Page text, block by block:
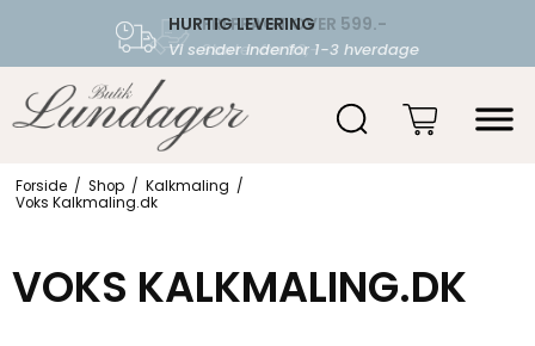
HURTIG LEVERING
Vi sender indenfor 1-3 hverdage
FRI FRAGT OVER 599.-
Starter fra 39,-
Forside / Shop / Kalkmaling /
Voks Kalkmaling.dk
VOKS KALKMALING.DK